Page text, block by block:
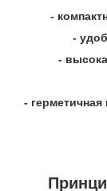
-
-
-
-